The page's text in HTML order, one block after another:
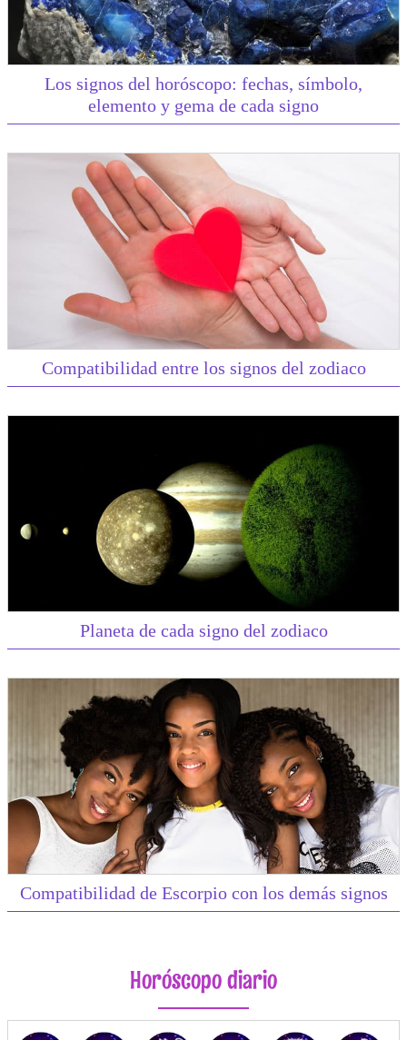
Los signos del horóscopo: fechas, símbolo,
elemento y gema de cada signo
Compatibilidad entre los signos del zodiaco
Planeta de cada signo del zodiaco
Compatibilidad de Escorpio con los demás signos
Horóscopo diario